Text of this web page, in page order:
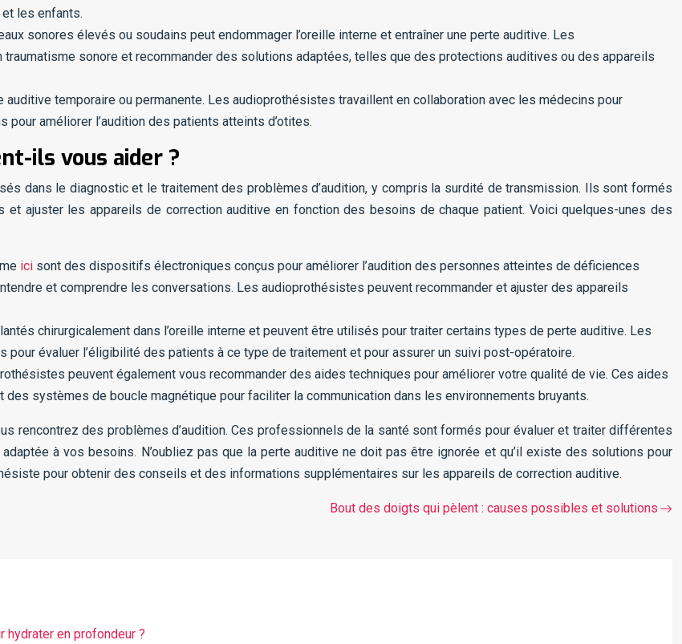
les enfants.
sonores élevés ou soudains peut endommager l’oreille interne et entraîner une perte auditive. Les
sonore et recommander des solutions adaptées, telles que des protections auditives ou des appareils
temporaire ou permanente. Les audioprothésistes travaillent en collaboration avec les médecins pour
améliorer l’audition des patients atteints d’otites.
ils vous aider ?
dans le diagnostic et le traitement des problèmes d’audition, y compris la surdité de transmission. Ils sont formés
ajuster les appareils de correction auditive en fonction des besoins de chaque patient. Voici quelques-unes des
ici sont des dispositifs électroniques conçus pour améliorer l’audition des personnes atteintes de déficiences
et comprendre les conversations. Les audioprothésistes peuvent recommander et ajuster des appareils
chirurgicalement dans l’oreille interne et peuvent être utilisés pour traiter certains types de perte auditive. Les
évaluer l’éligibilité des patients à ce type de traitement et pour assurer un suivi post-opératoire.
peuvent également vous recommander des aides techniques pour améliorer votre qualité de vie. Ces aides
systèmes de boucle magnétique pour faciliter la communication dans les environnements bruyants.
rencontrez des problèmes d’audition. Ces professionnels de la santé sont formés pour évaluer et traiter différentes
à vos besoins. N’oubliez pas que la perte auditive ne doit pas être ignorée et qu’il existe des solutions pour
pour obtenir des conseils et des informations supplémentaires sur les appareils de correction auditive.
Bout des doigts qui pèlent : causes possibles et solutions
hydrater en profondeur ?